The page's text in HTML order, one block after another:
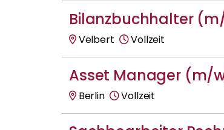
Bilanzbuchhalter
Velbert Vollzeit
Asset Manager (m/
Berlin Vollzeit